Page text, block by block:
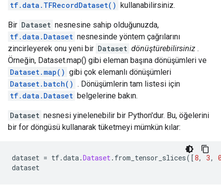
tf.data.TFRecordDataset() kullanabilirsiniz.
Bir Dataset nesnesine sahip olduğunuzda,
tf.data.Dataset nesnesinde yöntem çağrılarını
zincirleyerek onu yeni bir Dataset dönüştürebilirsiniz .
Örneğin, Dataset.map() gibi eleman başına dönüşümleri ve
Dataset.map() gibi çok elemanlı dönüşümleri
Dataset.batch() . Dönüşümlerin tam listesi için
tf.data.Dataset belgelerine bakın.
Dataset nesnesi yinelenebilir bir Python'dur. Bu, öğelerini
bir for döngüsü kullanarak tüketmeyi mümkün kılar:
dataset = tf.data.Dataset. from_tensor_slices([8, 3,
dataset